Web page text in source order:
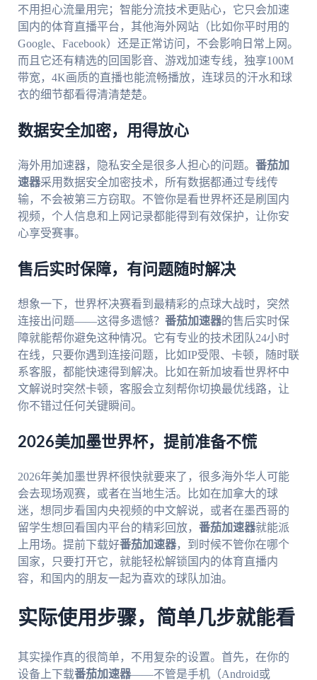
不用担心流量用完；智能分流技术更贴心，它只会加速
国内的体育直播平台，其他海外网站（比如你平时用的
Google、Facebook）还是正常访问，不会影响日常上网。
而且它还有精选的回国影音、游戏加速专线，独享100M
带宽，4K画质的直播也能流畅播放，连球员的汗水和球
衣的细节都看得清清楚楚。
数据安全加密，用得放心
海外用加速器，隐私安全是很多人担心的问题。 番茄加
速器采用数据安全加密技术，所有数据都通过专线传
输，不会被第三方窃取。不管你是看世界杯还是刷国内
视频，个人信息和上网记录都能得到有效保护，让你安
心享受赛事。
售后实时保障，有问题随时解决
想象一下，世界杯决赛看到最精彩的点球大战时，突然
连接出问题——这得多遗憾？ 番茄加速器的售后实时保
障就能帮你避免这种情况。它有专业的技术团队24小时
在线，只要你遇到连接问题，比如IP受限、卡顿，随时联
系客服，都能快速得到解决。比如在新加坡看世界杯中
文解说时突然卡顿，客服会立刻帮你切换最优线路，让
你不错过任何关键瞬间。
2026美加墨世界杯，提前准备不慌
2026年美加墨世界杯很快就要来了，很多海外华人可能
会去现场观赛，或者在当地生活。比如在加拿大的球
迷，想同步看国内央视频的中文解说，或者在墨西哥的
留学生想回看国内平台的精彩回放， 番茄加速器就能派
上用场。提前下载好番茄加速器，到时候不管你在哪个
国家，只要打开它，就能轻松解锁国内的体育直播内
容，和国内的朋友一起为喜欢的球队加油。
实际使用步骤，简单几步就能看
其实操作真的很简单，不用复杂的设置。首先，在你的
设备上下载番茄加速器——不管是手机（Android或